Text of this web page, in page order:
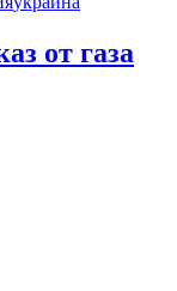
от газа